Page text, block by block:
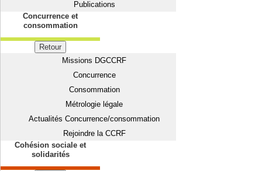
Publications
Concurrence et
consommation
Retour
Missions DGCCRF
Concurrence
Consommation
Métrologie légale
Actualités Concurrence/consommation
Rejoindre la CCRF
Cohésion sociale et
solidarités